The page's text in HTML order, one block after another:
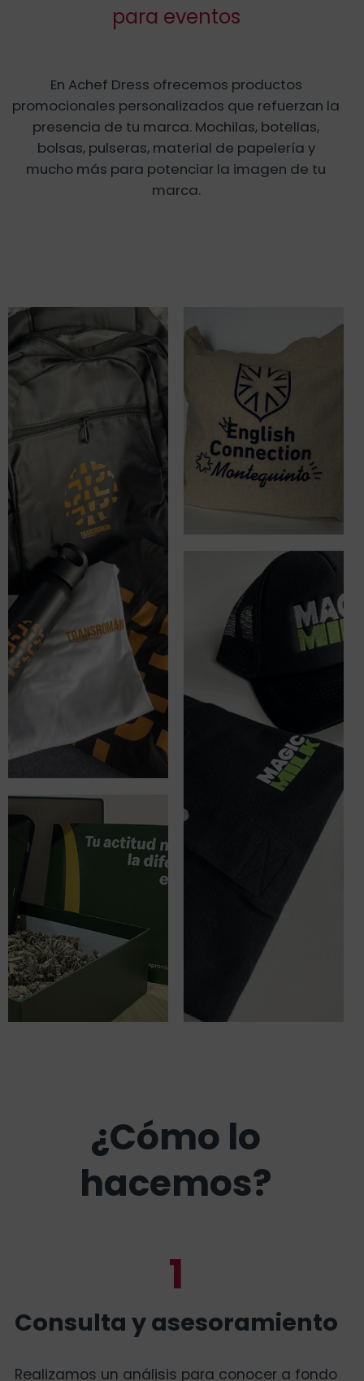
para eventos
En Achef Dress ofrecemos productos
promocionales personalizados que refuerzan la
presencia de tu marca. Mochilas, botellas,
bolsas, pulseras, material de papelería y
mucho más para potenciar la imagen de tu
marca.
¿Cómo lo
hacemos?
1
Consulta y asesoramiento
Realizamos un análisis para conocer a fondo